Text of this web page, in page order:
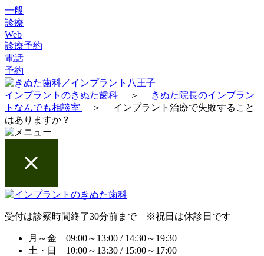
一般
診療
Web
診療予約
電話
予約
インプラントのきぬた歯科 ＞
きぬた院長のインプラン
トなんでも相談室
＞ インプラント治療で失敗すること
はありますか？
受付は診察時間終了30分前まで ※祝日は休診日です
月～金 09:00～13:00 / 14:30～19:30
土・日 10:00～13:30 / 15:00～17:00